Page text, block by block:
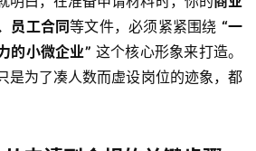
员工合同等文件，必须紧紧围绕 “一
的小微企业” 这个核心形象来打造。
是为了凑人数而虚设岗位的迹象，都